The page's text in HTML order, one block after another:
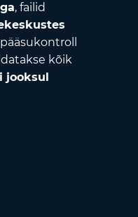
, failid
kõik
jooksul